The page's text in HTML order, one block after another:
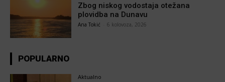
Zbog niskog vodostaja otežana
plovidba na Dunavu
Ana Tokić 6 kolovoza, 2026
POPULARNO
Aktualno